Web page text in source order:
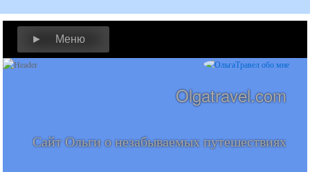
► Меню
Olgatravel.com
Сайт Ольги о незабываемых путешествиях